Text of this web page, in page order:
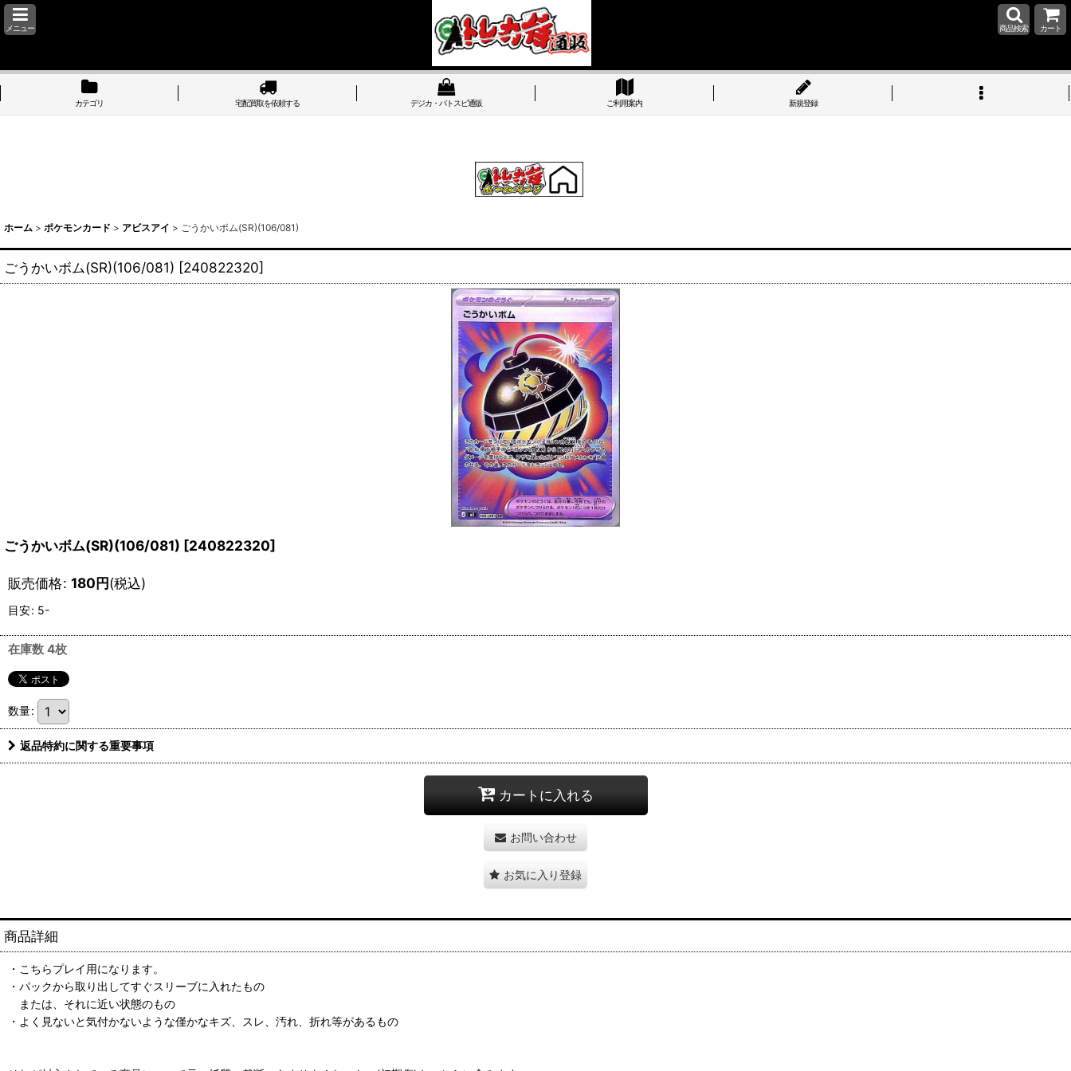
メニュー 商品検索 カート
カテゴリ 宅配買取を依頼する デジカ・バトスピ通販 ご利用案内 新規登録
ホーム > ポケモンカード > アビスアイ > ごうかいボム(SR)(106/081)
ごうかいボム(SR)(106/081) [240822320]
ごうかいボム(SR)(106/081) [240822320]
販売価格: 180円(税込)
目安: 5-
在庫数 4枚
数量:
返品特約に関する重要事項
カートに入れる
お問い合わせ
お気に入り登録
商品詳細
・こちらプレイ用になります。
・パックから取り出してすぐスリーブに入れたもの
または、それに近い状態のもの
・よく見ないと気付かないような僅かなキズ、スレ、汚れ、折れ等があるもの